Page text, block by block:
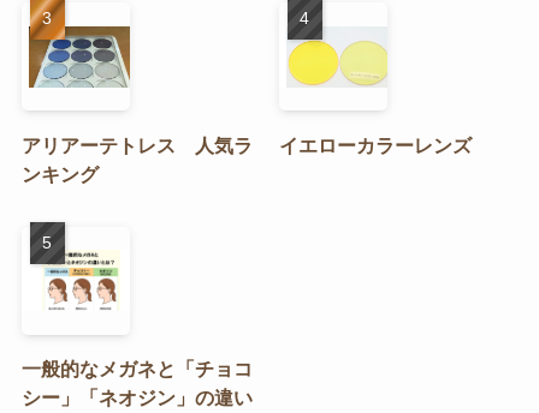
アリアーテトレス 人気ラ
ンキング
イエローカラーレンズ
一般的なメガネと「チョコ
シー」「ネオジン」の違い